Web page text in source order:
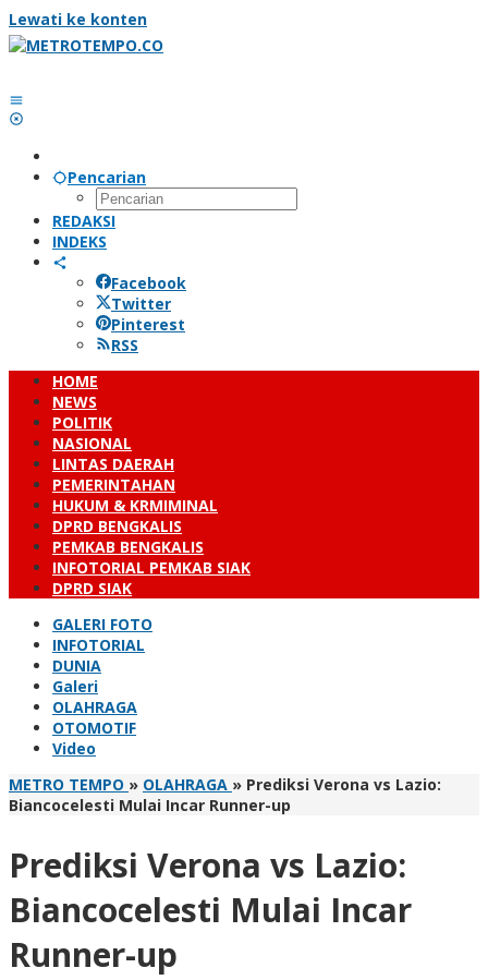
Lewati ke konten
Pencarian
REDAKSI
INDEKS
Facebook
Twitter
Pinterest
RSS
HOME
NEWS
POLITIK
NASIONAL
LINTAS DAERAH
PEMERINTAHAN
HUKUM & KRMIMINAL
DPRD BENGKALIS
PEMKAB BENGKALIS
INFOTORIAL PEMKAB SIAK
DPRD SIAK
GALERI FOTO
INFOTORIAL
DUNIA
Galeri
OLAHRAGA
OTOMOTIF
Video
METRO TEMPO » OLAHRAGA » Prediksi Verona vs Lazio:
Biancocelesti Mulai Incar Runner-up
Prediksi Verona vs Lazio:
Biancocelesti Mulai Incar
Runner-up